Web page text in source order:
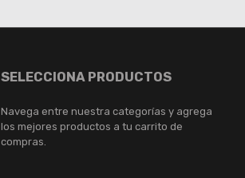
SELECCIONA PRODUCTOS
Navega entre nuestra categorías y agrega
los mejores productos a tu carrito de
compras.